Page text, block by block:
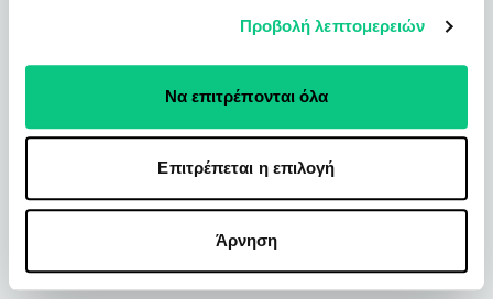
Προβολή λεπτομερειών
Να επιτρέπονται όλα
Επιτρέπεται η επιλογή
Άρνηση